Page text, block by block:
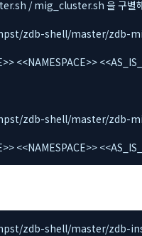
/ mig_cluster.sh 을 구별
zdb-shell/master/zdb-
<<NAMESPACE>>
zdb-shell/master/zdb-
<<NAMESPACE>>
zdb-shell/master/zdb-